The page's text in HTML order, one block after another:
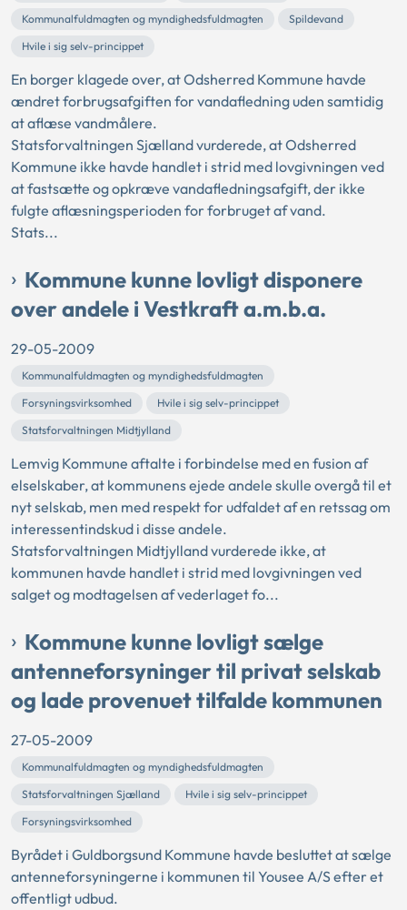
Kommunalfuldmagten og myndighedsfuldmagten
Spildevand
Hvile i sig selv-princippet
En borger klagede over, at Odsherred Kommune havde
ændret forbrugsafgiften for vandafledning uden samtidig
at aflæse vandmålere.
Statsforvaltningen Sjælland vurderede, at Odsherred
Kommune ikke havde handlet i strid med lovgivningen ved
at fastsætte og opkræve vandafledningsafgift, der ikke
fulgte aflæsningsperioden for forbruget af vand.
Stats...
Kommune kunne lovligt disponere
over andele i Vestkraft a.m.b.a.
29-05-2009
Kommunalfuldmagten og myndighedsfuldmagten
Forsyningsvirksomhed
Hvile i sig selv-princippet
Statsforvaltningen Midtjylland
Lemvig Kommune aftalte i forbindelse med en fusion af
elselskaber, at kommunens ejede andele skulle overgå til et
nyt selskab, men med respekt for udfaldet af en retssag om
interessentindskud i disse andele.
Statsforvaltningen Midtjylland vurderede ikke, at
kommunen havde handlet i strid med lovgivningen ved
salget og modtagelsen af vederlaget fo...
Kommune kunne lovligt sælge
antenneforsyninger til privat selskab
og lade provenuet tilfalde kommunen
27-05-2009
Kommunalfuldmagten og myndighedsfuldmagten
Statsforvaltningen Sjælland
Hvile i sig selv-princippet
Forsyningsvirksomhed
Byrådet i Guldborgsund Kommune havde besluttet at sælge
antenneforsyningerne i kommunen til Yousee A/S efter et
offentligt udbud.